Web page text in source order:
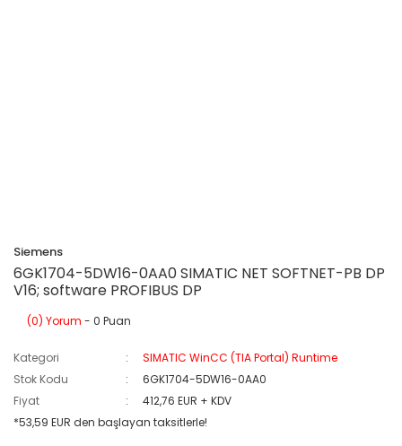
Siemens
6GK1704-5DW16-0AA0 SIMATIC NET SOFTNET-PB DP
V16; software PROFIBUS DP
(0) Yorum - 0 Puan
Kategori
SIMATIC WinCC (TIA Portal) Runtime
Stok Kodu
6GK1704-5DW16-0AA0
Fiyat
412,76 EUR + KDV
*53,59 EUR den başlayan taksitlerle!